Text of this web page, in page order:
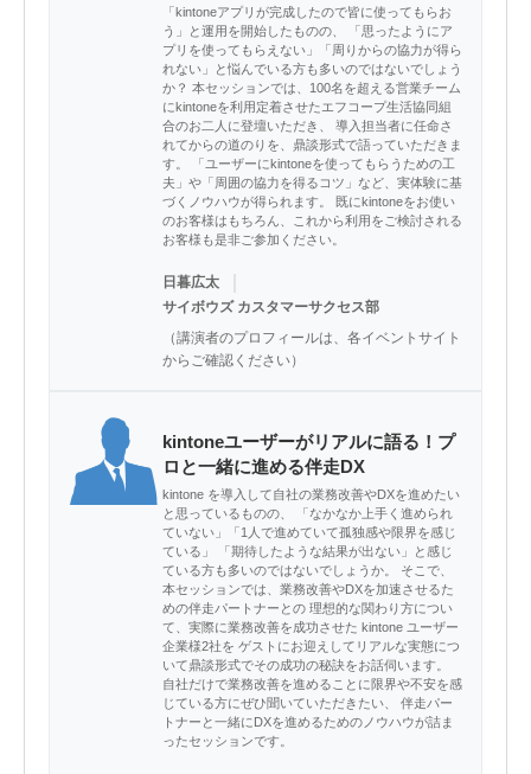
「kintoneアプリが完成したので皆に使ってもらお
う」と運用を開始したものの、 「思ったようにア
プリを使ってもらえない」「周りからの協力が得ら
れない」と悩んでいる方も多いのではないでしょう
か？ 本セッションでは、100名を超える営業チーム
にkintoneを利用定着させたエフコープ生活協同組
合のお二人に登壇いただき、 導入担当者に任命さ
れてからの道のりを、鼎談形式で語っていただきま
す。 「ユーザーにkintoneを使ってもらうための工
夫」や「周囲の協力を得るコツ」など、実体験に基
づくノウハウが得られます。 既にkintoneをお使い
のお客様はもちろん、これから利用をご検討される
お客様も是非ご参加ください。
日暮広太
サイボウズ カスタマーサクセス部
（講演者のプロフィールは、各イベントサイト
からご確認ください）
kintoneユーザーがリアルに語る！プ
ロと一緒に進める伴走DX
kintone を導入して自社の業務改善やDXを進めたい
と思っているものの、 「なかなか上手く進められ
ていない」「1人で進めていて孤独感や限界を感じ
ている」 「期待したような結果が出ない」と感じ
ている方も多いのではないでしょうか。 そこで、
本セッションでは、業務改善やDXを加速させるた
めの伴走パートナーとの 理想的な関わり方につい
て、実際に業務改善を成功させた kintone ユーザー
企業様2社を ゲストにお迎えしてリアルな実態につ
いて鼎談形式でその成功の秘訣をお話伺います。
自社だけで業務改善を進めることに限界や不安を感
じている方にぜひ聞いていただきたい、 伴走パー
トナーと一緒にDXを進めるためのノウハウが詰ま
ったセッションです。